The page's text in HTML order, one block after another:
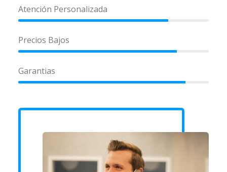
Atención Personalizada
Precios Bajos
Garantias